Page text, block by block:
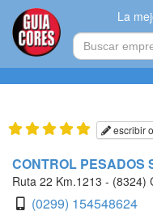
La
escribir
CONTROL PESADOS
Ruta 22 Km.1213 - (8324)
(0299) 154548624